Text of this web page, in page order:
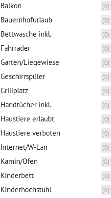
Balkon (0)
Bauernhofurlaub (0)
Bettwäsche inkl. (0)
Fahrräder (0)
Garten/Liegewiese (0)
Geschirrspüler (0)
Grillplatz (0)
Handtücher inkl. (0)
Haustiere erlaubt (0)
Haustiere verboten (0)
Internet/W-Lan (0)
Kamin/Ofen (0)
Kinderbett (0)
Kinderhochstuhl (0)